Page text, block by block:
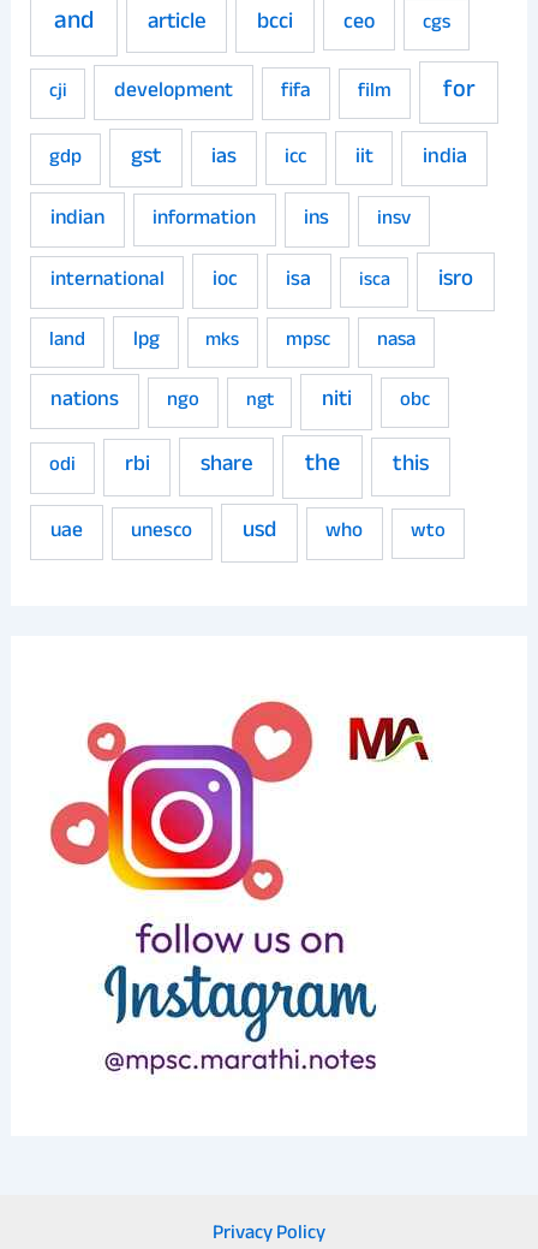
and article bcci ceo cgs
cji development fifa film for
gdp gst ias icc iit
india
indian
information ins
insv
international
ioc isa isca isro
land lpg mks mpsc nasa
nations ngo ngt niti
obc
odi
rbi share the this
uae unesco usd who wto
Privacy Policy